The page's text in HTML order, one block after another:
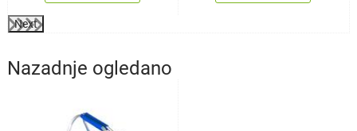
Next
Nazadnje ogledano